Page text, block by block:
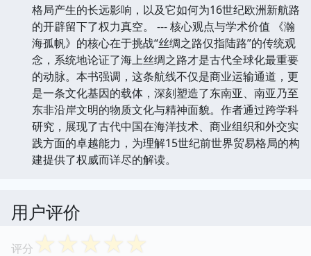
格局产生的长远影响，以及它如何为16世纪欧洲新航路
的开辟留下了权力真空。 --- 核心观点与学术价值 《瀚
海孤帆》的核心在于挑战“丝绸之路仅指陆路”的传统观
念，系统地论证了海上丝绸之路才是古代全球化最重要
的动脉。本书强调，这条航线不仅是商业运输通道，更
是一条文化基因的载体，深刻塑造了东南亚、南亚乃至
东非沿岸文明的物质文化与精神面貌。作者通过跨学科
研究，展现了古代中国在海洋技术、商业组织和外交实
践方面的卓越能力，为理解15世纪前世界贸易格局的构
建提供了权威而详尽的解读。
用户评价
评分 ☆☆☆☆☆